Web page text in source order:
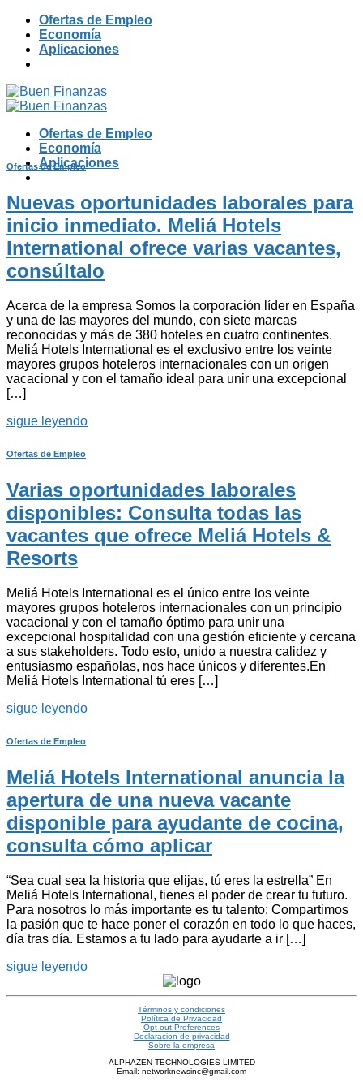
Skip
content
Ofertas de Empleo
Economía
Aplicaciones
Ofertas de Empleo
Economía
Aplicaciones
Ofertas de Empleo
Nuevas oportunidades laborales para
inicio inmediato. Meliá Hotels
International ofrece varias vacantes,
consúltalo
Acerca de la empresa Somos la corporación líder en España
y una de las mayores del mundo, con siete marcas
reconocidas y más de 380 hoteles en cuatro continentes.
Meliá Hotels International es el exclusivo entre los veinte
mayores grupos hoteleros internacionales con un origen
vacacional y con el tamaño ideal para unir una excepcional
[…]
sigue leyendo
Ofertas de Empleo
Varias oportunidades laborales
disponibles: Consulta todas las
vacantes que ofrece Meliá Hotels &
Resorts
Meliá Hotels International es el único entre los veinte
mayores grupos hoteleros internacionales con un principio
vacacional y con el tamaño óptimo para unir una
excepcional hospitalidad con una gestión eficiente y cercana
a sus stakeholders. Todo esto, unido a nuestra calidez y
entusiasmo españolas, nos hace únicos y diferentes.En
Meliá Hotels International tú eres […]
sigue leyendo
Ofertas de Empleo
Meliá Hotels International anuncia la
apertura de una nueva vacante
disponible para ayudante de cocina,
consulta cómo aplicar
“Sea cual sea la historia que elijas, tú eres la estrella” En
Meliá Hotels International, tienes el poder de crear tu futuro.
Para nosotros lo más importante es tu talento: Compartimos
la pasión que te hace poner el corazón en todo lo que haces,
día tras día. Estamos a tu lado para ayudarte a ir […]
sigue leyendo
Términos y condiciones
Política de Privacidad
Opt-out Preferences
Declaracion de privacidad
Sobre la empresa
ALPHAZEN TECHNOLOGIES LIMITED
Email: networknewsinc@gmail.com